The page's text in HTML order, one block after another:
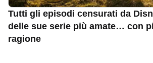
Tutti gli episodi censurati da
delle sue serie più amate… con
ragione